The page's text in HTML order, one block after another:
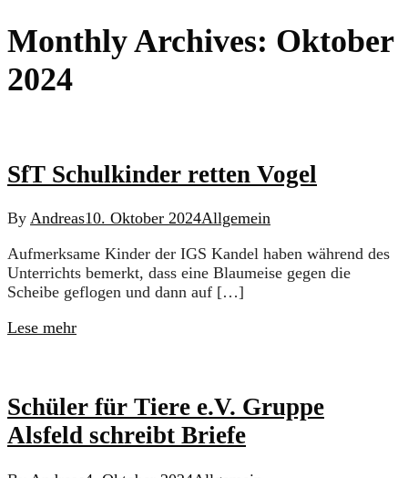
Monthly Archives: Oktober
2024
SfT Schulkinder retten Vogel
By Andreas10. Oktober 2024Allgemein
Aufmerksame Kinder der IGS Kandel haben während des
Unterrichts bemerkt, dass eine Blaumeise gegen die
Scheibe geflogen und dann auf […]
Lese mehr
Schüler für Tiere e.V. Gruppe
Alsfeld schreibt Briefe